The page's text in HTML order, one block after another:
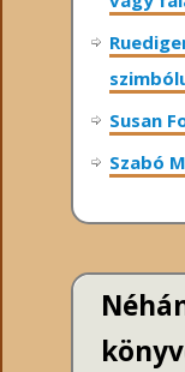
Susan
Szabó